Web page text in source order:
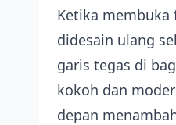
Ketika membuka
didesain ulang
garis tegas di
kokoh dan
depan